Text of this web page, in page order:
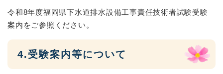
令和8年度福岡県下水道排水設備工事責任技術者試験受験
案内をご参照ください。
4.受験案内等について